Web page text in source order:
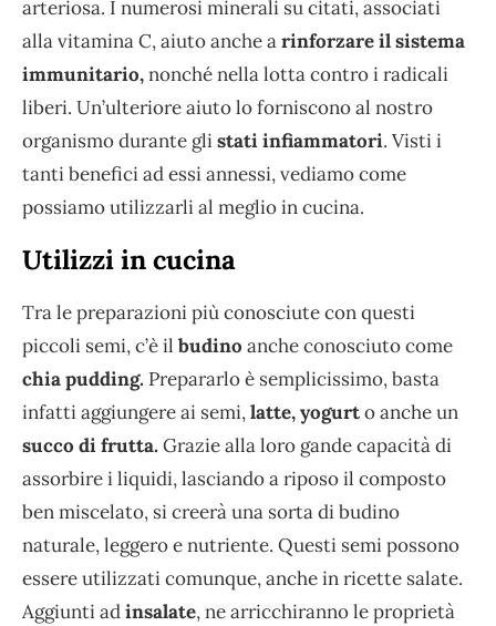
arteriosa. I numerosi minerali su citati, associati
alla vitamina C, aiuto anche arinforzare il sistema
immunitario,nonché nella lotta contro i radicali
liberi. Un’ulteriore aiuto lo forniscono al nostro
organismo durante glistati infiammatori. Visti i
tanti benefici ad essi annessi, vediamo come
possiamo utilizzarli al meglio in cucina.
Utilizzi in cucina
Tra le preparazioni più conosciute con questi
piccoli semi, c’è il budino anche conosciuto come
chia pudding. Prepararlo è semplicissimo, basta
infatti aggiungere ai semi,latte, yogurto anche un
succo di frutta. Grazie alla loro gande capacità di
assorbire i liquidi, lasciando a riposo il composto
ben miscelato, si creerà una sorta di budino
naturale, leggero e nutriente. Questi semi possono
essere utilizzati comunque, anche in ricette salate.
Aggiunti adinsalate, ne arricchiranno le proprietà